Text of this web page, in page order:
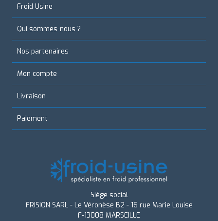
Froid Usine
Qui sommes-nous ?
Nos partenaires
Mon compte
Livraison
Paiement
Siège social
FRISION SARL - Le Véronèse B2 - 16 rue Marie Louise
F-13008 MARSEILLE